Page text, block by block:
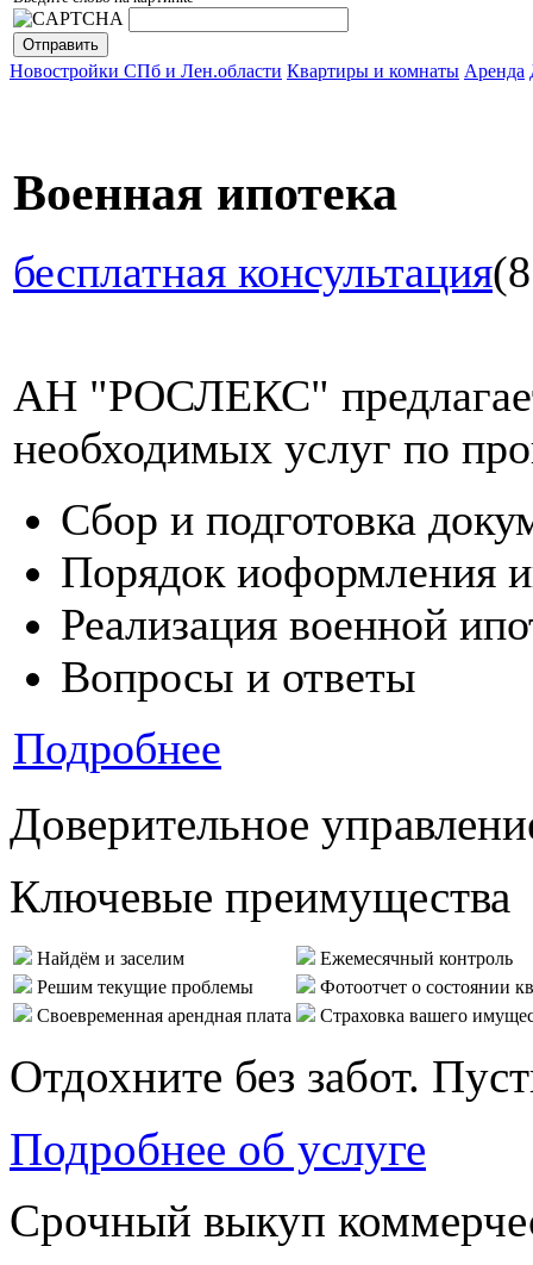
Новостройки СПб и Лен.области Квартиры и комнаты Аренда
Военная ипотека
бесплатная консультация
АН "РОСЛЕКС"
необходимых услуг по
Сбор и подготовка
Порядок иоформления
Реализация военной
Вопросы и ответы
Подробнее
Доверительное
Ключевые преимущества
Найдём и заселим
Ежемесячный контроль
Решим текущие проблемы
Фотоотчет о состоянии
Своевременная арендная плата
Страховка вашего
Отдохните без забот.
Подробнее об услуге
Срочный выкуп